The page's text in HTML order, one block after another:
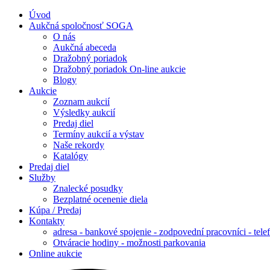
Úvod
Aukčná spoločnosť SOGA
O nás
Aukčná abeceda
Dražobný poriadok
Dražobný poriadok On-line aukcie
Blogy
Aukcie
Zoznam aukcií
Výsledky aukcií
Predaj diel
Termíny aukcií a výstav
Naše rekordy
Katalógy
Predaj diel
Služby
Znalecké posudky
Bezplatné ocenenie diela
Kúpa / Predaj
Kontakty
adresa - bankové spojenie - zodpovední pracovníci -
Otváracie hodiny - možnosti parkovania
Online aukcie